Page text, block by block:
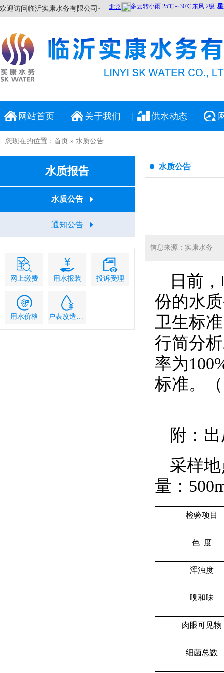
欢迎访问临沂实康水务有限公司~
网站首页 关于我们 供水动态
您现在的位置： 首页 » 水质公告
水质报告
水质公告
通知公告
网上缴费 用水报装 投诉受理
用水价格 户表改造流程
水质公告
信息来源：实康水务
日前
份的水
卫生标
行简分
率为
标准
附：
采
量：
检验项目
色 度
浑浊度
嗅和味
肉眼可见物
细菌总数